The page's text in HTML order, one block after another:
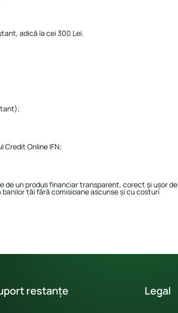
adică la cei 300 Lei.
Credit Online IFN;
de un produs financiar transparent, corect și ușor de
tăi fără comisioane ascunse și cu costuri
restanțe Legal